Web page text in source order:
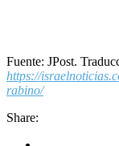
Fuente: JPost.
https://
rabino/
Share: